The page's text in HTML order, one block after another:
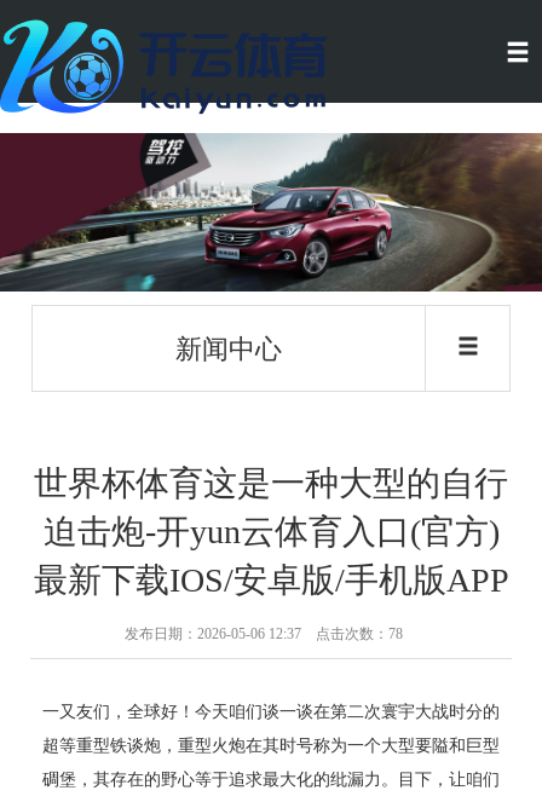
新闻中心
世界杯体育这是一种大型的自行
迫击炮-开yun云体育入口(官方)
最新下载IOS/安卓版/手机版APP
发布日期：2026-05-06 12:37 点击次数：78
一又友们，全球好！今天咱们谈一谈在第二次寰宇大战时分的
超等重型铁谈炮，重型火炮在其时号称为一个大型要隘和巨型
碉堡，其存在的野心等于追求最大化的纰漏力。目下，让咱们